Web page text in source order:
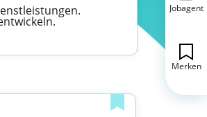
Jobagent
Merken